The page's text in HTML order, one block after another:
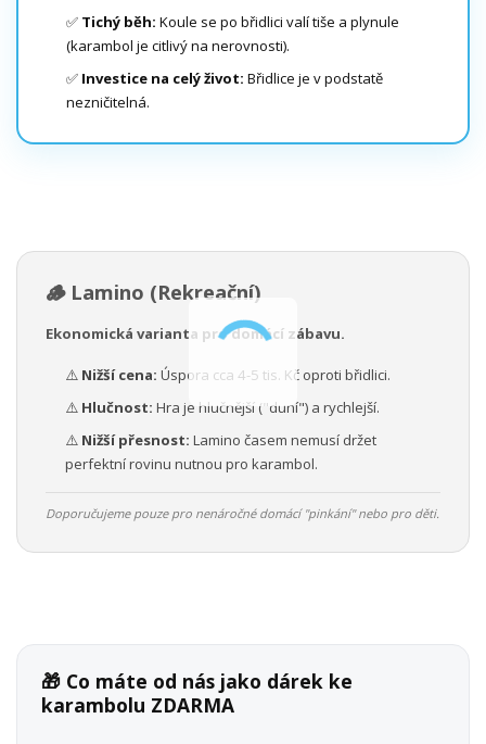
✅ Tichý běh: Koule se po břidlici valí tiše a plynule
(karambol je citlivý na nerovnosti).
✅ Investice na celý život: Břidlice je v podstatě
nezničitelná.
🪵 Lamino (Rekreační)
Ekonomická varianta pro domácí zábavu.
⚠️ Nižší cena: Úspora cca 4-5 tis. Kč oproti břidlici.
⚠️ Hlučnost: Hra je hlučnější ("duní") a rychlejší.
⚠️ Nižší přesnost: Lamino časem nemusí držet
perfektní rovinu nutnou pro karambol.
Doporučujeme pouze pro nenáročné domácí "pinkání" nebo pro děti.
🎁 Co máte od nás jako dárek ke
karambolu ZDARMA